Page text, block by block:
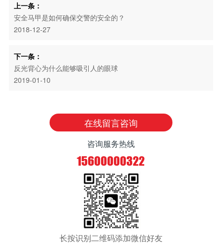
上一条：
安全马甲是如何确保交警的安全的？
2018-12-27
下一条：
反光背心为什么能够吸引人的眼球
2019-01-10
在线留言咨询
咨询服务热线
15600000322
长按识别二维码添加微信好友